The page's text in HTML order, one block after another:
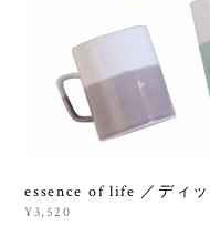
essence of life ／ディ
¥3,520